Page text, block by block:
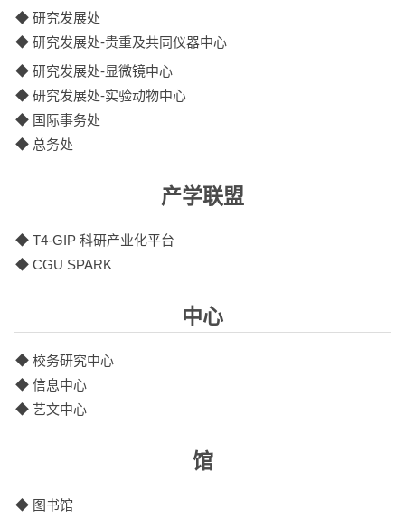
◆ 研究发展处
◆ 研究发展处-贵重及共同仪器中心
◆ 研究发展处-显微镜中心
◆ 研究发展处-实验动物中心
◆ 国际事务处
◆ 总务处
产学联盟
◆ T4-GIP 科研产业化平台
◆ CGU SPARK
中心
◆ 校务研究中心
◆ 信息中心
◆ 艺文中心
馆
◆ 图书馆